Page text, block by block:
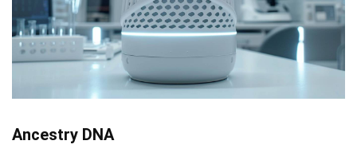
Ancestry DNA